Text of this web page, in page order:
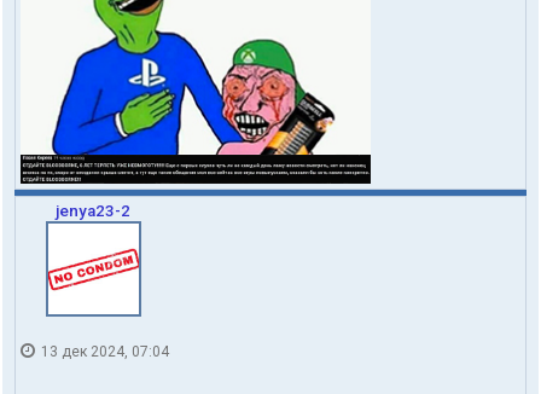
jenya23-2
13 дек 2024, 07:04